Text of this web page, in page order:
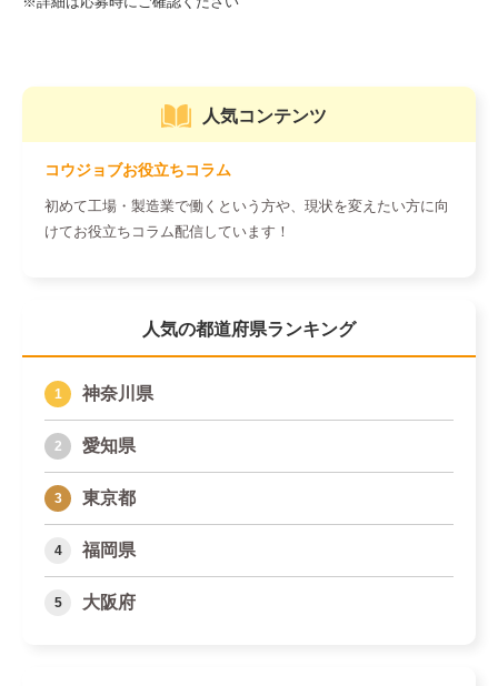
人気コンテンツ
コウジョブお役立ちコラム
初めて工場・製造業で働くという方や、現状を変えたい方に向
けてお役立ちコラム配信しています！
人気の都道府県ランキング
神奈川県
愛知県
東京都
福岡県
大阪府